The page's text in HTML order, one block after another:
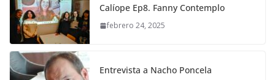
Calíope Ep8. Fanny Contemplo
febrero 24, 2025
Entrevista a Nacho Poncela